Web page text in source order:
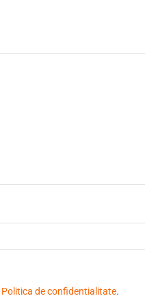
Politica de confidentialitate.